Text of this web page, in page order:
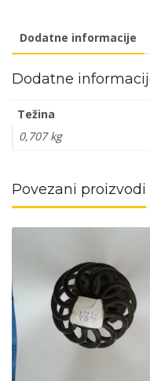
Dodatne informacije
Dodatne
Težina
0,707 kg
Povezani proizvodi